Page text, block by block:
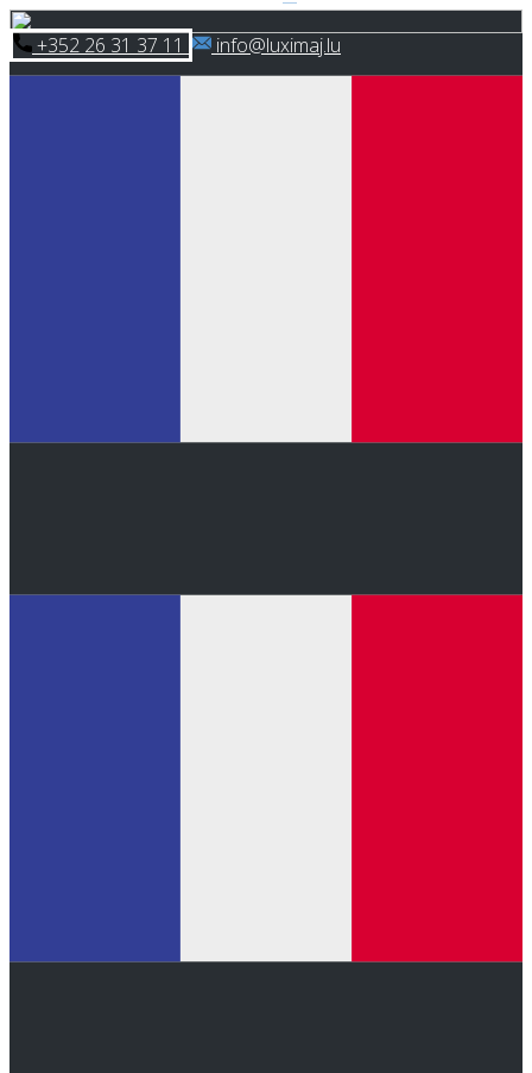
Skip
to
content
​+352 26 31 37 11 ​info@luximaj.lu